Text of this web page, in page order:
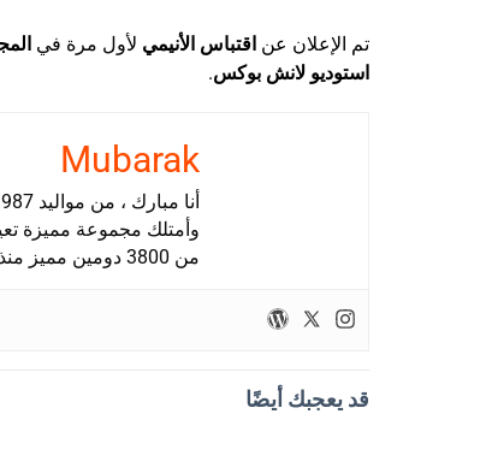
تم الإعلان عن اقتباس الأنيمي لأول مرة في
استوديو لانش بوكس.
Mubarak
وأمتلك مجموعة مميزة
من 3800 دومين مميز منذ عام 1997.
قد يعجبك أيضًا